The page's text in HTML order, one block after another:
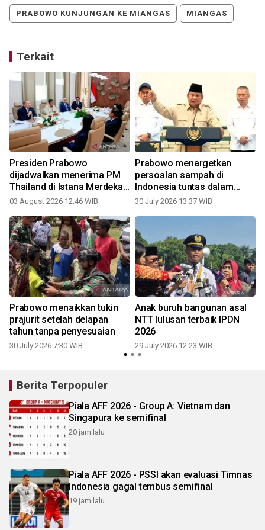
PRABOWO KUNJUNGAN KE MIANGAS MIANGAS
Terkait
Presiden Prabowo
dijadwalkan menerima PM
Thailand di Istana Merdeka
Senin sore
03 August 2026 12:46 WIB
Prabowo menargetkan
persoalan sampah di
Indonesia tuntas dalam
setahun
30 July 2026 13:37 WIB
Prabowo menaikkan tukin
prajurit setelah delapan
tahun tanpa penyesuaian
30 July 2026 7:30 WIB
Anak buruh bangunan asal
NTT lulusan terbaik IPDN
2026
29 July 2026 12:23 WIB
Berita Terpopuler
Piala AFF 2026 - Group A: Vietnam dan
Singapura ke semifinal
20 jam lalu
Piala AFF 2026 - PSSI akan evaluasi Timnas
Indonesia gagal tembus semifinal
19 jam lalu